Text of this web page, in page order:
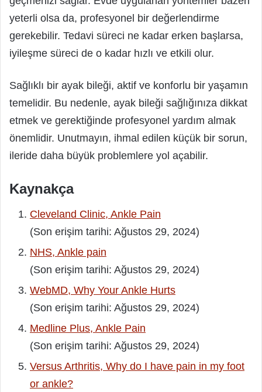
yeterli olsa da, profesyonel bir değerlendirme
gerekebilir. Tedavi süreci ne kadar erken başlarsa,
iyileşme süreci de o kadar hızlı ve etkili olur.
Sağlıklı bir ayak bileği, aktif ve konforlu bir yaşamın
temelidir. Bu nedenle, ayak bileği sağlığınıza dikkat
etmek ve gerektiğinde profesyonel yardım almak
önemlidir. Unutmayın, ihmal edilen küçük bir sorun,
ileride daha büyük problemlere yol açabilir.
Kaynakça
Cleveland Clinic, Ankle Pain
(Son erişim tarihi: Ağustos 29, 2024)
NHS, Ankle pain
(Son erişim tarihi: Ağustos 29, 2024)
WebMD, Why Your Ankle Hurts
(Son erişim tarihi: Ağustos 29, 2024)
Medline Plus, Ankle Pain
(Son erişim tarihi: Ağustos 29, 2024)
Versus Arthritis, Why do I have pain in my foot
or ankle?